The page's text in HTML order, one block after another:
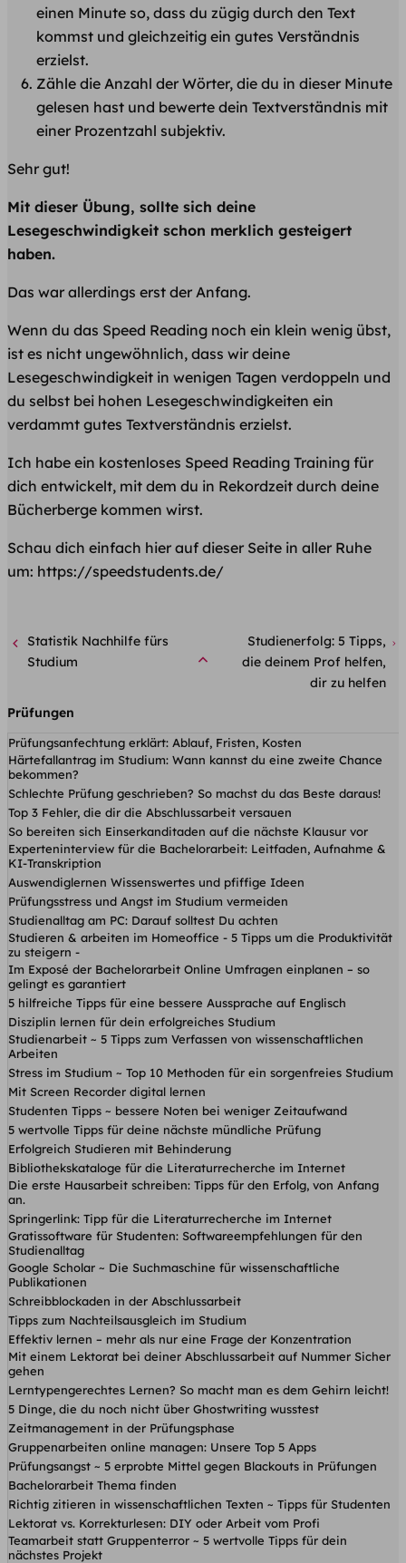
einen Minute so, dass du zügig durch den Text
kommst und gleichzeitig ein gutes Verständnis
erzielst.
Zähle die Anzahl der Wörter, die du in dieser Minute
gelesen hast und bewerte dein Textverständnis mit
einer Prozentzahl subjektiv.
Sehr gut!
Mit dieser Übung, sollte sich deine
Lesegeschwindigkeit schon merklich gesteigert
haben.
Das war allerdings erst der Anfang.
Wenn du das Speed Reading noch ein klein wenig übst,
ist es nicht ungewöhnlich, dass wir deine
Lesegeschwindigkeit in wenigen Tagen verdoppeln und
du selbst bei hohen Lesegeschwindigkeiten ein
verdammt gutes Textverständnis erzielst.
Ich habe ein kostenloses Speed Reading Training für
dich entwickelt, mit dem du in Rekordzeit durch deine
Bücherberge kommen wirst.
Schau dich einfach hier auf dieser Seite in aller Ruhe
um: https://speedstudents.de/
Statistik Nachhilfe fürs
Studium
Studienerfolg: 5 Tipps,
die deinem Prof helfen,
dir zu helfen
Prüfungen
Prüfungsanfechtung erklärt: Ablauf, Fristen, Kosten
Härtefallantrag im Studium: Wann kannst du eine zweite Chance
bekommen?
Schlechte Prüfung geschrieben? So machst du das Beste daraus!
Top 3 Fehler, die dir die Abschlussarbeit versauen
So bereiten sich Einserkanditaden auf die nächste Klausur vor
Experteninterview für die Bachelorarbeit: Leitfaden, Aufnahme &
KI-Transkription
Auswendiglernen Wissenswertes und pfiffige Ideen
Prüfungsstress und Angst im Studium vermeiden
Studienalltag am PC: Darauf solltest Du achten
Studieren & arbeiten im Homeoffice - 5 Tipps um die Produktivität
zu steigern -
Im Exposé der Bachelorarbeit Online Umfragen einplanen – so
gelingt es garantiert
5 hilfreiche Tipps für eine bessere Aussprache auf Englisch
Disziplin lernen für dein erfolgreiches Studium
Studienarbeit ~ 5 Tipps zum Verfassen von wissenschaftlichen
Arbeiten
Stress im Studium ~ Top 10 Methoden für ein sorgenfreies Studium
Mit Screen Recorder digital lernen
Studenten Tipps ~ bessere Noten bei weniger Zeitaufwand
5 wertvolle Tipps für deine nächste mündliche Prüfung
Erfolgreich Studieren mit Behinderung
Bibliothekskataloge für die Literaturrecherche im Internet
Die erste Hausarbeit schreiben: Tipps für den Erfolg, von Anfang
an.
Springerlink: Tipp für die Literaturrecherche im Internet
Gratissoftware für Studenten: Softwareempfehlungen für den
Studienalltag
Google Scholar ~ Die Suchmaschine für wissenschaftliche
Publikationen
Schreibblockaden in der Abschlussarbeit
Tipps zum Nachteilsausgleich im Studium
Effektiv lernen – mehr als nur eine Frage der Konzentration
Mit einem Lektorat bei deiner Abschlussarbeit auf Nummer Sicher
gehen
Lerntypengerechtes Lernen? So macht man es dem Gehirn leicht!
5 Dinge, die du noch nicht über Ghostwriting wusstest
Zeitmanagement in der Prüfungsphase
Gruppenarbeiten online managen: Unsere Top 5 Apps
Prüfungsangst ~ 5 erprobte Mittel gegen Blackouts in Prüfungen
Bachelorarbeit Thema finden
Richtig zitieren in wissenschaftlichen Texten ~ Tipps für Studenten
Lektorat vs. Korrekturlesen: DIY oder Arbeit vom Profi
Teamarbeit statt Gruppenterror ~ 5 wertvolle Tipps für dein
nächstes Projekt